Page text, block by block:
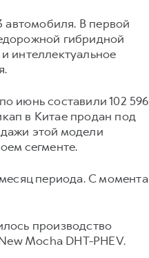
автомобиля. В первой
гибридной
интеллектуальное
июнь составили 102 596
в Китае продан под
этой модели
сегменте.
периода. С момента
производство
Mocha DHT-PHEV.